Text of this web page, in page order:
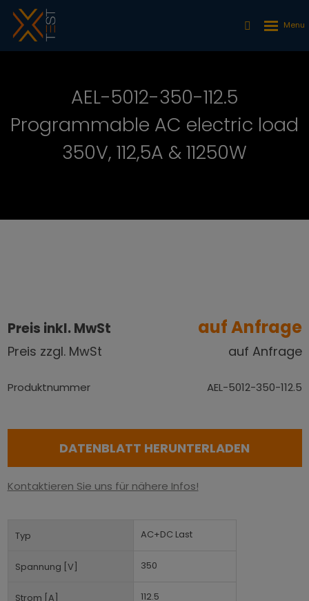
AEL-5012-350-112.5
Programmable AC electric load
350V, 112,5A & 11250W
Preis inkl. MwSt auf Anfrage
Preis zzgl. MwSt auf Anfrage
Produktnummer AEL-5012-350-112.5
DATENBLATT HERUNTERLADEN
Kontaktieren Sie uns für nähere Infos!
Typ AC+DC Last
Spannung [V] 350
Strom [A] 112.5